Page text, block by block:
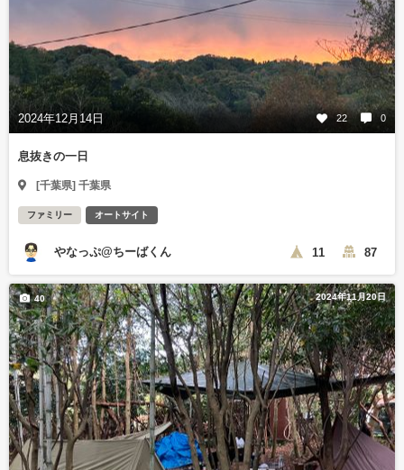
2024年12月14日 22 0
息抜きの一日
[千葉県] 千葉県
ファミリー オートサイト
やなっぷ@ちーばくん 11 87
2024年11月20日
40